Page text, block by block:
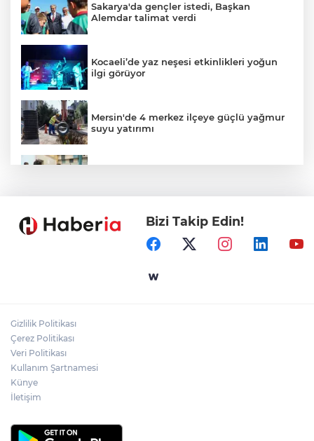
Sakarya'da gençler istedi, Başkan
Alemdar talimat verdi
Kocaeli’de yaz neşesi etkinlikleri yoğun
ilgi görüyor
Mersin'de 4 merkez ilçeye güçlü yağmur
suyu yatırımı
İçişleri Bakanı Çiftçi'den YÖK ziyareti
Temmuz'da 107 bin gıda denetimine 250
Bizi Takip Edin!
Gizlilik Politikası
Çerez Politikası
Veri Politikası
Kullanım Şartnamesi
Künye
İletişim